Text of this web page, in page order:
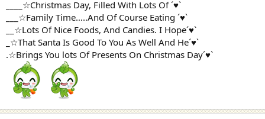
____☆Christmas Day, Filled With Lots Of ´♥`
___☆Family Time…..And Of Course Eating ´♥`
__☆Lots Of Nice Foods, And Candies. I Hope´♥`
_☆That Santa Is Good To You As Well And He´♥`
.☆Brings You lots Of Presents On Christmas Day´♥`